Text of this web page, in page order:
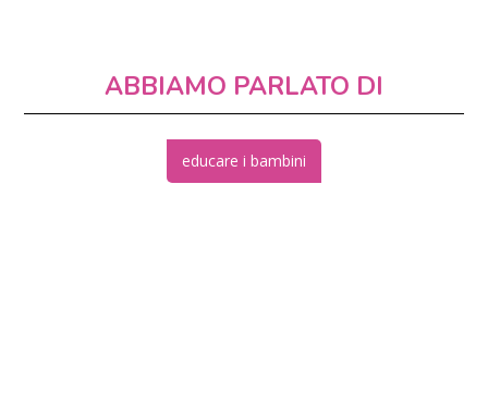
ABBIAMO PARLATO DI
educare i bambini